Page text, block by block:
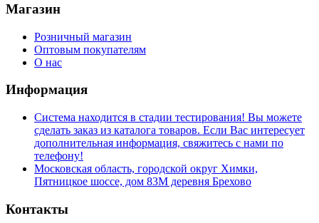
Магазин
Розничный магазин
Оптовым покупателям
О нас
Информация
Система находится в стадии тестирования! Вы можете
сделать заказ из каталога товаров. Если Вас интересует
дополнительная информация, свяжитесь с нами по
телефону!
Московская область, городской округ Химки,
Пятницкое шоссе, дом 83М деревня Брехово
Контакты